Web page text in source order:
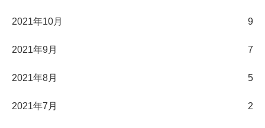
2021年10月 9
2021年9月 7
2021年8月 5
2021年7月 2